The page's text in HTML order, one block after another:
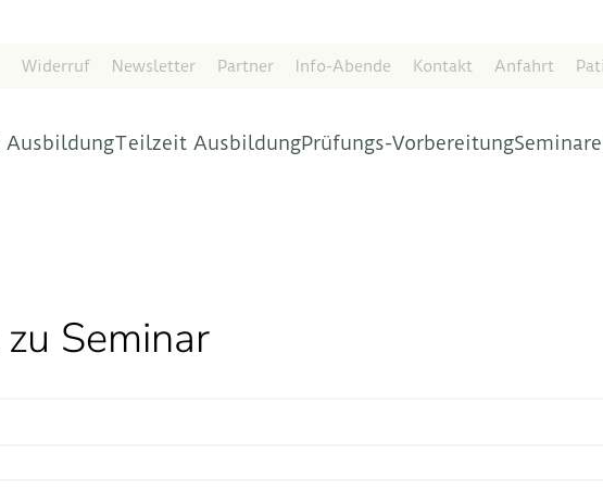
Widerruf Newsletter Partner Info-Abende Kontakt Anfahrt
Teilzeit AusbildungPrüfungs-VorbereitungSeminare
Seminar